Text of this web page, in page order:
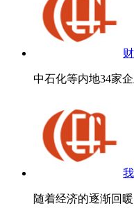
中石化等内地34家
随着经济的逐渐回